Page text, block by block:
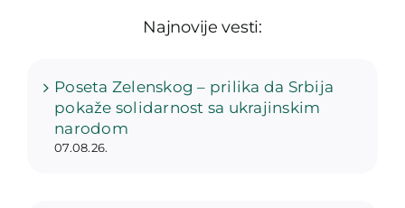
Najnovije vesti:
Poseta Zelenskog – prilika da Srbija
pokaže solidarnost sa ukrajinskim
narodom
07.08.26.